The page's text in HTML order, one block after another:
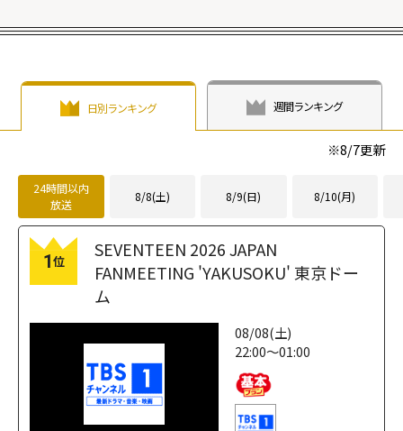
日別ランキング 週間ランキング
※8/7更新
24時間以内
放送
8/8(土) 8/9(日) 8/10(月)
1 位
SEVENTEEN 2026 JAPAN
FANMEETING 'YAKUSOKU' 東京ドー
ム
08/08(土)
22:00～01:00